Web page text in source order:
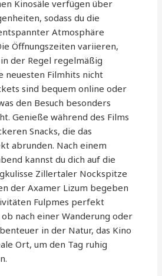
Kinosäle verfügen über
sodass du die
Atmosphäre
Öffnungszeiten variieren,
der Regel regelmäßig
neuesten Filmhits nicht
sind bequem online oder
den Besuch besonders
Genieße während des Films
Snacks, die das
abrunden. Nach einem
kannst du dich auf die
Zillertaler Nockspitze
der Axamer Lizum begeben
Fulpmes perfekt
nach einer Wanderung oder
in der Natur, das Kino
Ort, um den Tag ruhig